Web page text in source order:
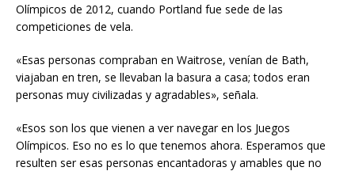
Olímpicos de 2012, cuando Portland fue sede de las
competiciones de vela.
«Esas personas compraban en Waitrose, venían de Bath,
viajaban en tren, se llevaban la basura a casa; todos eran
personas muy civilizadas y agradables», señala.
«Esos son los que vienen a ver navegar en los Juegos
Olímpicos. Eso no es lo que tenemos ahora. Esperamos que
resulten ser esas personas encantadoras y amables que no